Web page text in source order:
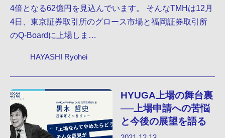
4倍となる62億円を見込んでいます。 そんなTMHは12月
4日、東京証券取引所のグロース市場と福岡証券取引所
のQ-Boardに上場しま…
HAYASHI Ryohei
HYUGA上場の舞台裏
──上場申請への苦悩
と今後の展望を語る